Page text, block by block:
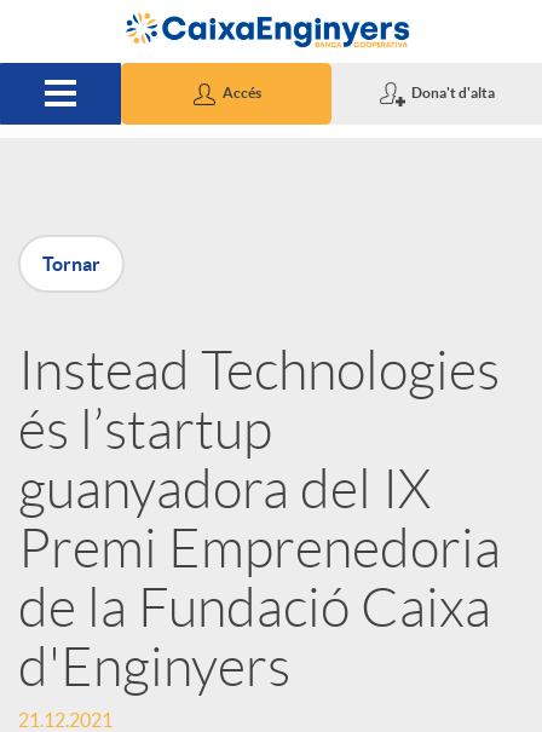
Salta al contingut principal
Accés Dona't d'alta
P
u
b
l
i
c
a
Tornar
Instead Technologies
és l’startup
guanyadora del IX
Premi Emprenedoria
de la Fundació Caixa
d'Enginyers
21.12.2021